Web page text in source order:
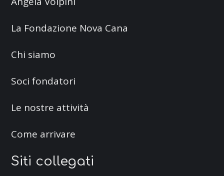
La Fondazione Nova Cana
Chi siamo
Soci fondatori
Le nostre attività
Come arrivare
Siti collegati